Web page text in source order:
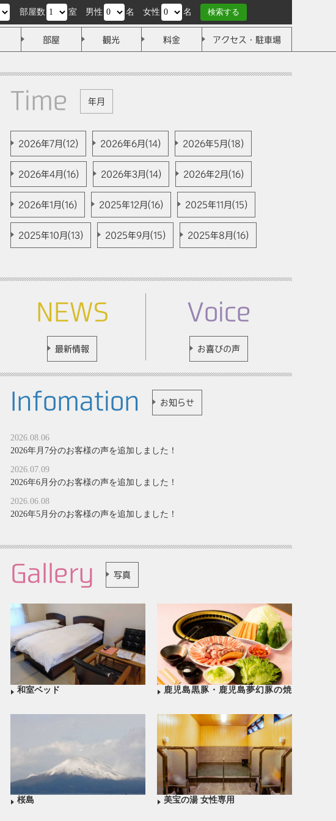
部屋数 室 男性 名 女性 名 検索する
部屋 観光 料金 アクセス・駐車場
Time 年月
2026年7月(12) 2026年6月(14) 2026年5月(18)
2026年4月(16) 2026年3月(14) 2026年2月(16)
2026年1月(16) 2025年12月(16) 2025年11月(15)
2025年10月(13) 2025年9月(15) 2025年8月(16)
NEWS
最新情報
Voice
お喜びの声
Infomation お知らせ
2026.08.06
2026年月7分のお客様の声を追加しました！
2026.07.09
2026年6月分のお客様の声を追加しました！
2026.06.08
2026年5月分のお客様の声を追加しました！
Gallery 写真
和室ベッド
鹿児島黒豚・鹿児島夢幻豚の焼
桜島 美宝の湯 女性専用